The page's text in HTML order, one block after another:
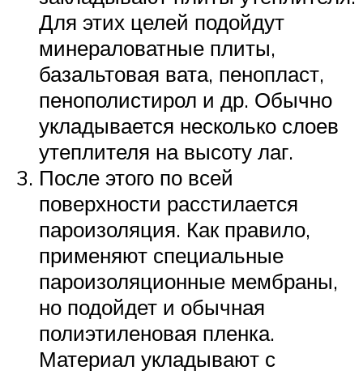
Для этих целей подойдут
минераловатные плиты,
базальтовая вата, пенопласт,
пенополистирол и др. Обычно
укладывается несколько слоев
утеплителя на высоту лаг.
После этого по всей
поверхности расстилается
пароизоляция. Как правило,
применяют специальные
пароизоляционные мембраны,
но подойдет и обычная
полиэтиленовая пленка.
Материал укладывают с